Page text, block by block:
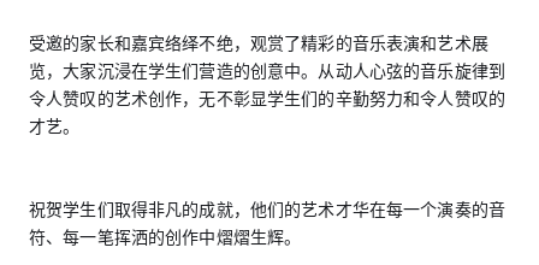
受邀的家长和嘉宾络绎不绝，观赏了精彩的音乐表演和艺术展
览，大家沉浸在学生们营造的创意中。从动人心弦的音乐旋律到
令人赞叹的艺术创作，无不彰显学生们的辛勤努力和令人赞叹的
才艺。
祝贺学生们取得非凡的成就，他们的艺术才华在每一个演奏的音
符、每一笔挥洒的创作中熠熠生辉。